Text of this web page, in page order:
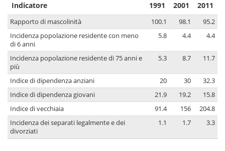
Indicatore 1991 2001 2011
Rapporto di mascolinità 100.1 98.1
95.2
Incidenza popolazione residente con meno
di 6 anni
5.8 4.4 4.4
Incidenza popolazione residente di 75 anni e
più
5.3 8.7 11.7
Indice di dipendenza anziani 20 30
32.3
Indice di dipendenza giovani
21.9 19.2
15.8
Indice di vecchiaia
91.4 156
204.8
Incidenza dei separati legalmente e dei
divorziati
1.1 1.7 3.3